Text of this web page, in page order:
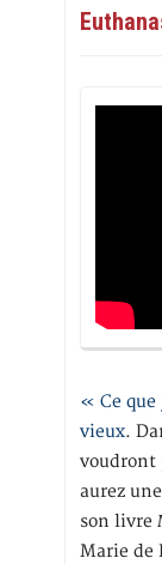
« Ce que
vieux.
voudront
aurez
son livre
Marie de